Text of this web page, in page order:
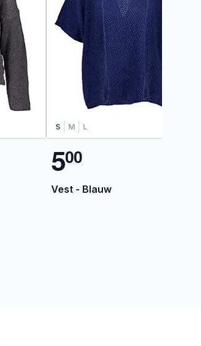
S M L
500
Vest - Blauw